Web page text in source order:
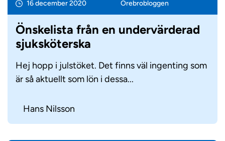
16 december 2020 Örebro­bloggen
Önskelista från en undervärderad
sjuksköterska
Hej hopp i julstöket. Det finns väl ingenting som
är så aktuellt som lön i dessa...
Hans Nilsson